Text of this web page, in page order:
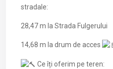
stradale:
28,47 m la Strada Fulgerului
14,68 m la drum de acces
Ce îți oferim pe teren: